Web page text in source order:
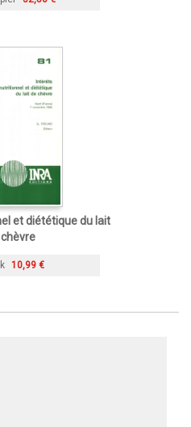
et diététique du lait
10,99 €